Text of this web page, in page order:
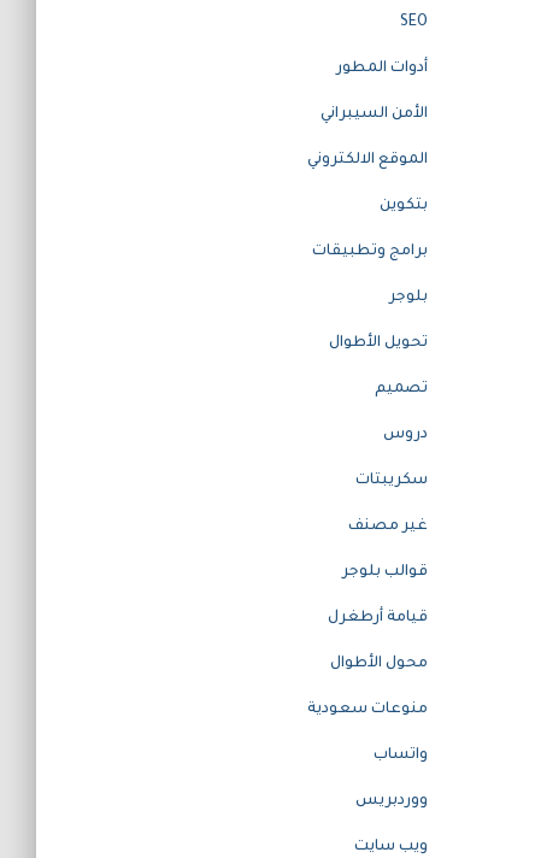
SEO
أدوات المطور
الأمن السيبراني
الموقع الالكتروني
بتكوين
برامج وتطبيقات
بلوجر
تحويل الأطوال
تصميم
دروس
سكريبتات
غير مصنف
قوالب بلوجر
قيامة أرطغرل
محول الأطوال
منوعات سعودية
واتساب
ووردبريس
ويب سايت